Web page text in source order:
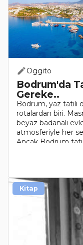
Oggito
Bodrum'da
Gereke..
Bodrum, yaz tatili
rotalardan biri.
beyaz badanalı
atmosferiyle her
Ancak Bodrum
Kitap